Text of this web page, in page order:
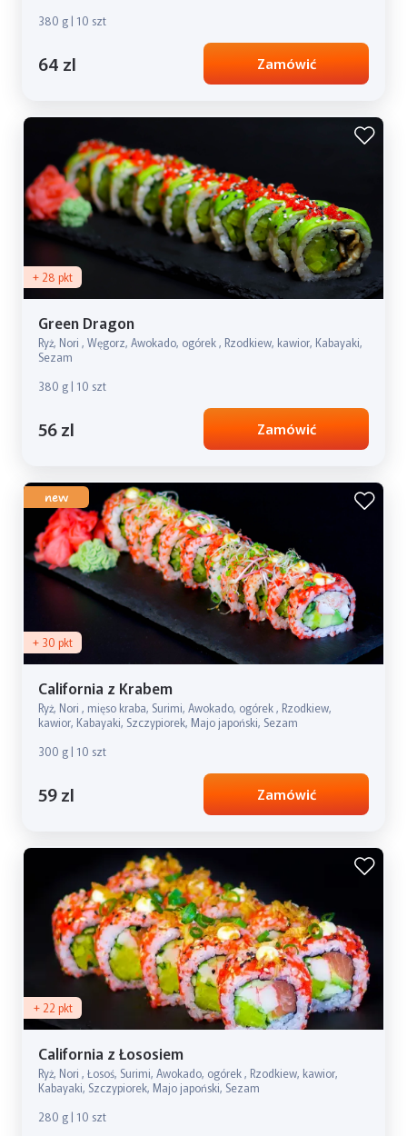
380 g | 10 szt
64 zl Zamówić
+ 28 pkt
Green Dragon
Ryż, Nori , Węgorz, Awokado, ogórek , Rzodkiew, kawior, Kabayaki,
Sezam
380 g | 10 szt
56 zl Zamówić
new
+ 30 pkt
California z Krabem
Ryż, Nori , mięso kraba, Surimi, Awokado, ogórek , Rzodkiew,
kawior, Kabayaki, Szczypiorek, Majo japoński, Sezam
300 g | 10 szt
59 zl Zamówić
+ 22 pkt
California z Łososiem
Ryż, Nori , Łosoś, Surimi, Awokado, ogórek , Rzodkiew, kawior,
Kabayaki, Szczypiorek, Majo japoński, Sezam
280 g | 10 szt